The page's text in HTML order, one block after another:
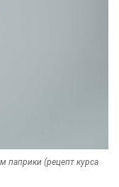
паприки (рецепт курса